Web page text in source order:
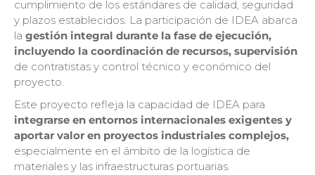
cumplimiento de los estándares de calidad, seguridad
y plazos establecidos. La participación de IDEA abarca
la gestión integral durante la fase de ejecución,
incluyendo la coordinación de recursos, supervisión
de contratistas y control técnico y económico del
proyecto.
Este proyecto refleja la capacidad de IDEA para
integrarse en entornos internacionales exigentes y
aportar valor en proyectos industriales complejos,
especialmente en el ámbito de la logística de
materiales y las infraestructuras portuarias.